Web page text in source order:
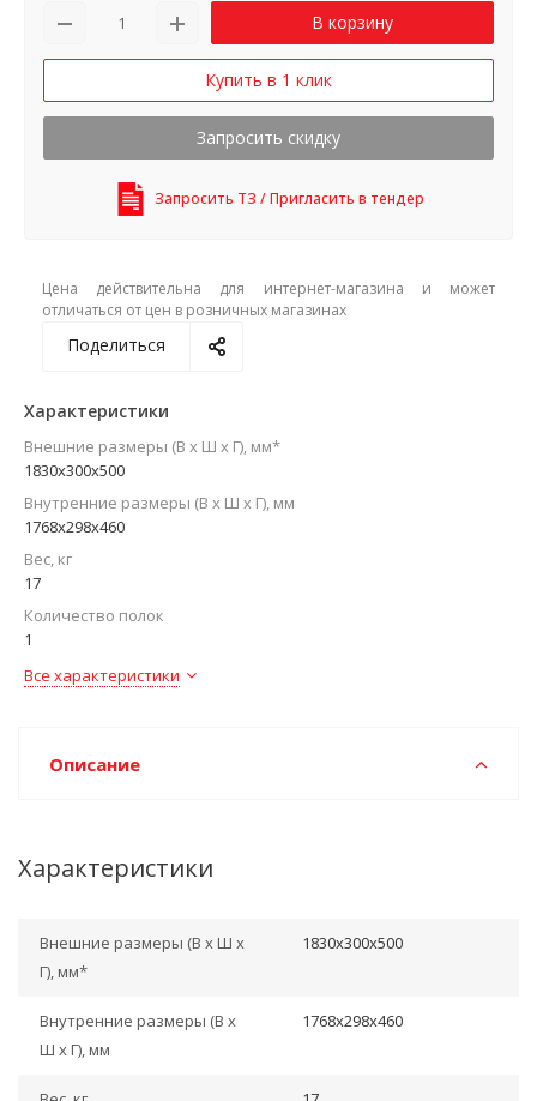
Характеристики
Внешние размеры (В х Ш х Г), мм*
1830x300x500
Внутренние размеры (В х Ш х Г), мм
1768x298x460
Вес, кг
17
Количество полок
1
Все характеристики
В корзину
Купить в 1 клик
Запросить скидку
Запросить ТЗ / Пригласить в тендер
Цена действительна для интернет-магазина и может
отличаться от цен в розничных магазинах
Поделиться
Описание
Характеристики
Внешние размеры (В х Ш х
Г), мм*
1830x300x500
Внутренние размеры (В х
Ш х Г), мм
1768x298x460